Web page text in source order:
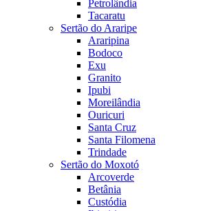
Petrolândia
Tacaratu
Sertão do Araripe
Araripina
Bodoco
Exu
Granito
Ipubi
Moreilândia
Ouricuri
Santa Cruz
Santa Filomena
Trindade
Sertão do Moxotó
Arcoverde
Betânia
Custódia